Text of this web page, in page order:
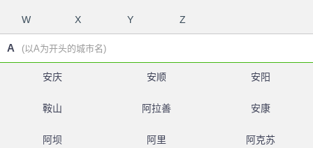
W X Y Z
A (以A为开头的城市名)
安庆 安顺 安阳
鞍山 阿拉善 安康
阿坝 阿里 阿克苏